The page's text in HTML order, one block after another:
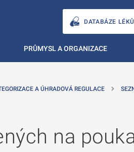
DATABÁZE LÉKŮ
PRŮMYSL A ORGANIZACE
A ÚHRADOVÁ REGULACE
na